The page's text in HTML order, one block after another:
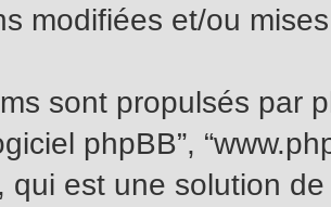
modifiées et/ou
sont propulsés par
phpBB”,
qui est une solution